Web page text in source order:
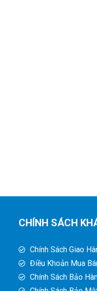
CHÍNH SÁCH
Chính Sách Giao
Điều Khoản Mua
Chính Sách Bảo